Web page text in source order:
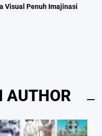
Visual Penuh Imajinasi
AUTHOR